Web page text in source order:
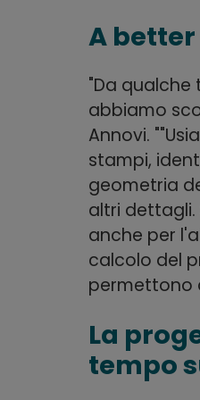
A
"Da
abbiamo
Annovi.
stampi,
geometria
altri dettagli.
anche per
calcolo del
permettono
La
tempo